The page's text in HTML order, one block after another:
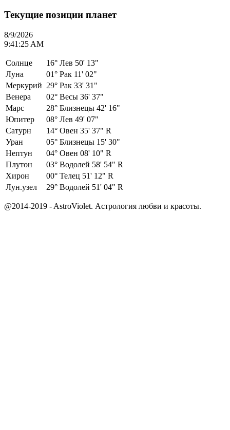
Текущие позиции планет
8/9/2026
9:41:25 AM
Солнце 16° Лев 50' 13"
Луна
01° Рак 11' 02"
Меркурий 29° Рак 33' 31"
Венера
02° Весы 36' 37"
Марс
28° Близнецы 42' 16"
Юпитер
08° Лев 49' 07"
Сатурн
14° Овен 35' 37" R
Уран
05° Близнецы 15' 30"
Нептун
04° Овен 08' 10" R
Плутон
03° Водолей 58' 54" R
Хирон
00° Телец 51' 12" R
Лун.узел
29° Водолей 51' 04" R
@2014-2019 - AstroViolet. Астрология любви и красоты.